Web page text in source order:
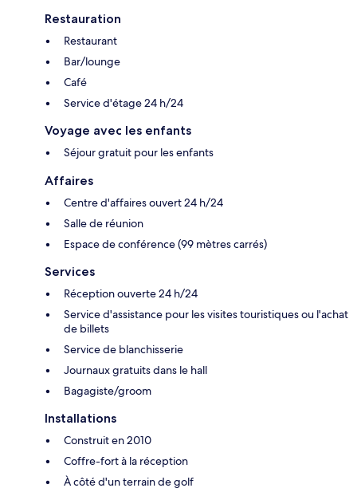
Restauration
Restaurant
Bar/lounge
Café
Service d'étage 24 h/24
Voyage avec les enfants
Séjour gratuit pour les enfants
Affaires
Centre d'affaires ouvert 24 h/24
Salle de réunion
Espace de conférence (99 mètres carrés)
Services
Réception ouverte 24 h/24
Service d'assistance pour les visites touristiques ou l'achat
de billets
Service de blanchisserie
Journaux gratuits dans le hall
Bagagiste/groom
Installations
Construit en 2010
Coffre-fort à la réception
À côté d'un terrain de golf